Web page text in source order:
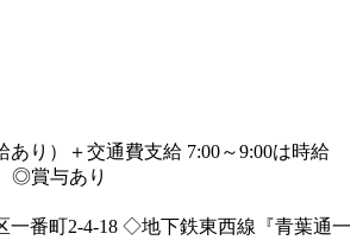
あり）＋交通費支給 7:00～9:00は時給
◎賞与あり
一番町2-4-18 ◇地下鉄東西線『青葉通一